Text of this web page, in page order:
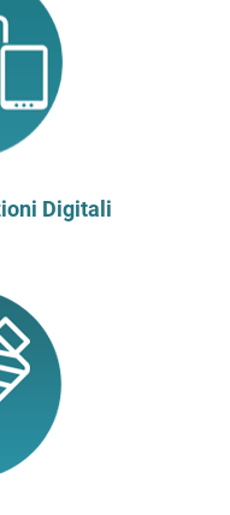
Digitali